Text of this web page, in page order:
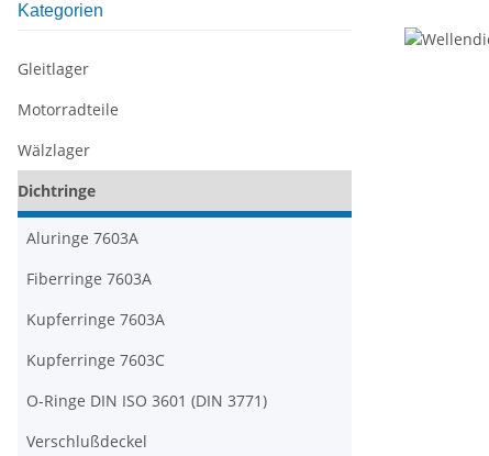
Kategorien
Gleitlager
Motorradteile
Wälzlager
Dichtringe
Aluringe 7603A
Fiberringe 7603A
Kupferringe 7603A
Kupferringe 7603C
O-Ringe DIN ISO 3601 (DIN 3771)
Verschlußdeckel